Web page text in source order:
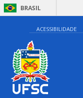
BRASIL
ACESSIBILIDADE